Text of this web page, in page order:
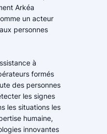
Arkéa
un acteur
personnes
à
formés
des personnes
les signes
les situations les
humaine,
innovantes